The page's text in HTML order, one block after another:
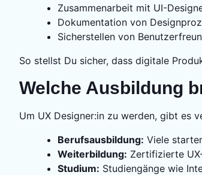
Zusammenarbeit mit UI-
Dokumentation von
Sicherstellen von
So stellst Du sicher, dass digitale
Welche Ausbildung
Um UX Designer:in zu werden, gibt es
Berufsausbildung: Viele
Weiterbildung: Zertifizierte
Studium: Studiengänge wie